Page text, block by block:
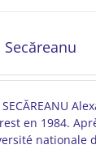
Secăreanu
SECĂREANU
en 1984.
nationale